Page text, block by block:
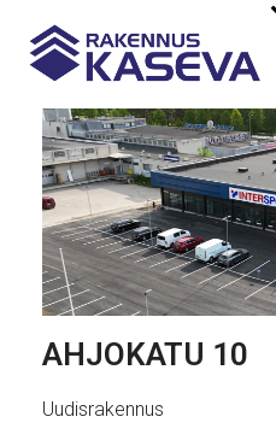
AHJOKATU 10
Uudisrakennus